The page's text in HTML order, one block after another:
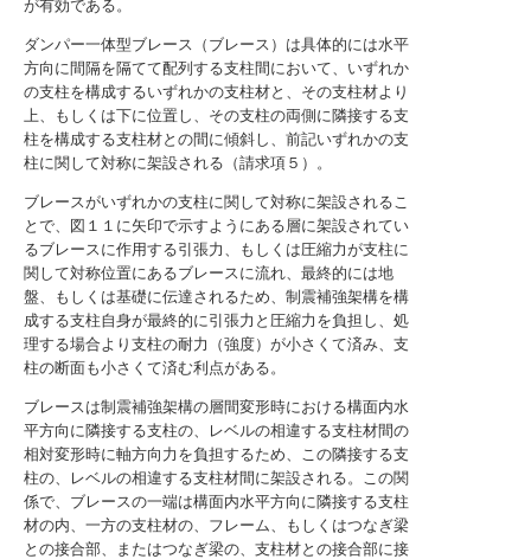
が有効である。
ダンパー一体型ブレース（ブレース）は具体的には水平
方向に間隔を隔てて配列する支柱間において、いずれか
の支柱を構成するいずれかの支柱材と、その支柱材より
上、もしくは下に位置し、その支柱の両側に隣接する支
柱を構成する支柱材との間に傾斜し、前記いずれかの支
柱に関して対称に架設される（請求項５）。
ブレースがいずれかの支柱に関して対称に架設されるこ
とで、図１１に矢印で示すようにある層に架設されてい
るブレースに作用する引張力、もしくは圧縮力が支柱に
関して対称位置にあるブレースに流れ、最終的には地
盤、もしくは基礎に伝達されるため、制震補強架構を構
成する支柱自身が最終的に引張力と圧縮力を負担し、処
理する場合より支柱の耐力（強度）が小さくて済み、支
柱の断面も小さくて済む利点がある。
ブレースは制震補強架構の層間変形時における構面内水
平方向に隣接する支柱の、レベルの相違する支柱材間の
相対変形時に軸方向力を負担するため、この隣接する支
柱の、レベルの相違する支柱材間に架設される。この関
係で、ブレースの一端は構面内水平方向に隣接する支柱
材の内、一方の支柱材の、フレーム、もしくはつなぎ梁
との接合部、またはつなぎ梁の、支柱材との接合部に接